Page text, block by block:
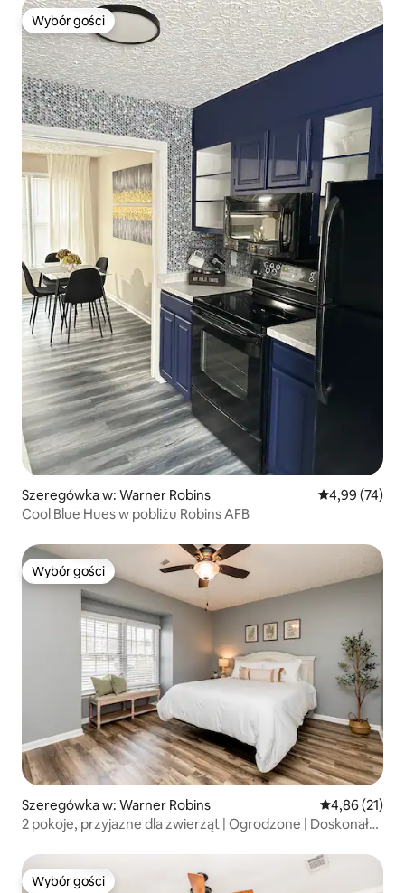
Wybór gości
Wybór gości
Szeregówka w: Warner Robins Średnia
4,99 (74)
Cool Blue Hues w pobliżu Robins AFB
Wybór gości
Wybór gości
Szeregówka w: Warner Robins Średnia
4,86 (21)
2 pokoje, przyjazne dla zwierząt | Ogrodzone | Doskonała
Wybór gości
Wybór gości